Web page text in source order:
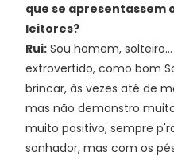
que se apresentassem
leitores?
Rui: Sou homem,
extrovertido, como bom
brincar, às vezes até de
mas não demonstro
muito positivo, sempre
sonhador, mas com os